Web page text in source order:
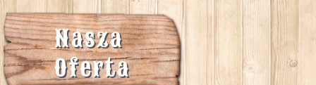
Nasza
Oferta